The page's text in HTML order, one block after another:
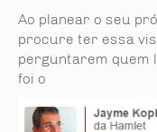
Ao planear o seu
procure ter essa
perguntarem quem
foi o